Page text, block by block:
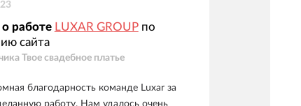
работе LUXAR GROUPпо
сайта
Твое свадебное платье
благодарность команде Luxar за
работу. Нам удалось очень